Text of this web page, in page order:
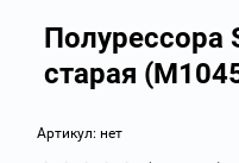
Полурессора
старая
Артикул: нет